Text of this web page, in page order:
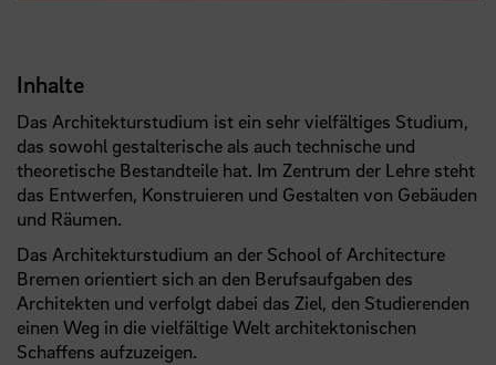
Inhalte
Das Architekturstudium ist ein sehr vielfältiges Studium,
das sowohl gestalterische als auch technische und
theoretische Bestandteile hat. Im Zentrum der Lehre steht
das Entwerfen, Konstruieren und Gestalten von Gebäuden
und Räumen.
Das Architekturstudium an der School of Architecture
Bremen orientiert sich an den Berufsaufgaben des
Architekten und verfolgt dabei das Ziel, den Studierenden
einen Weg in die vielfältige Welt architektonischen
Schaffens aufzuzeigen.